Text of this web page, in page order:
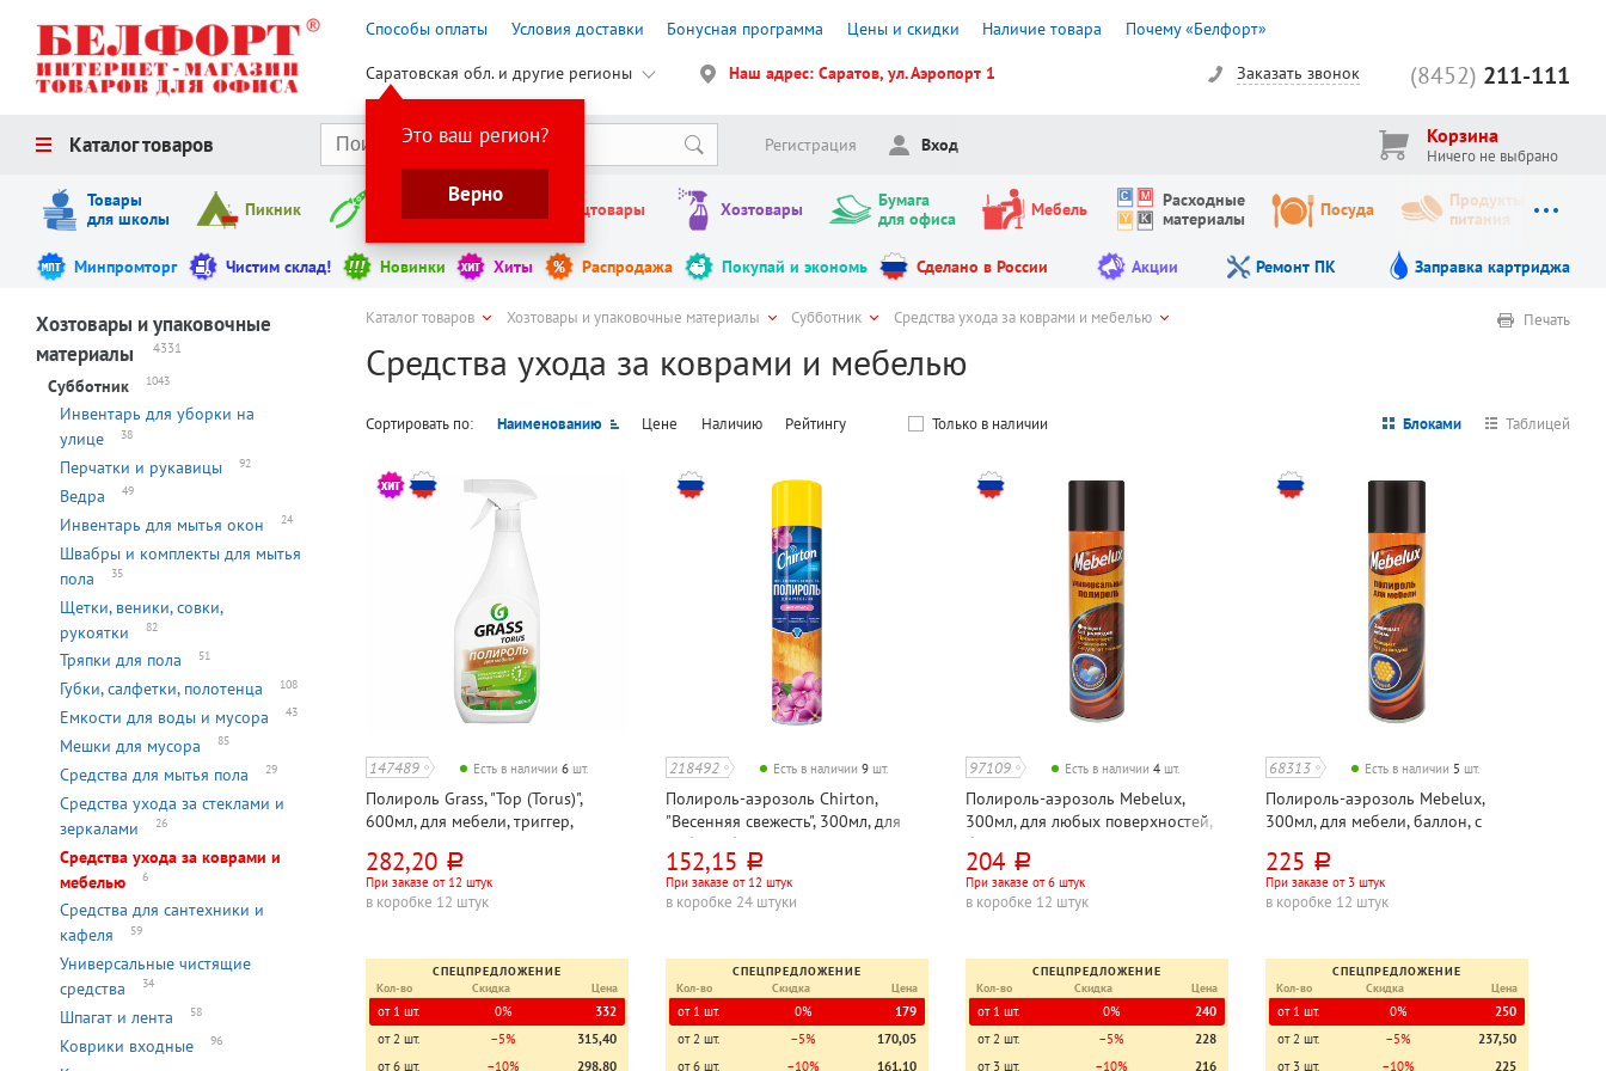
Способы оплаты Условия доставки Бонусная программа Цены и скидки Наличие товара Почему «Белфорт»
Саратовская обл. и другие регионы
Это ваш регион?
Верно
Наш адрес: Саратов, ул. Аэропорт 1 (8452) 211-111
Заказать звонок
Каталог товаров Регистрация Вход Корзина
Ничего не выбрано
Товары
для школы
Пикник Инструменты Канцтовары Хозтовары
Бумага
для офиса
Мебель
Расходные
материалы
Посуда
Продукты
питания
Минпромторг Чистим склад! Новинки Хиты Распродажа Покупай и экономь Сделано в России Акции Ремонт ПК Заправка картриджа
Хозтовары и упаковочные
материалы
4331
Субботник 1043
Инвентарь для уборки на
улице
38
Перчатки и рукавицы 92
Ведра 49
Инвентарь для мытья окон 24
Швабры и комплекты для мытья
пола
35
Щетки, веники, совки,
рукоятки
82
Тряпки для пола 51
Губки, салфетки, полотенца 108
Емкости для воды и мусора 43
Мешки для мусора 85
Средства для мытья пола 29
Средства ухода за стеклами и
зеркалами
26
Средства ухода за коврами и
мебелью
6
Средства для сантехники и
кафеля
59
Универсальные чистящие
средства
34
Шпагат и лента 58
Коврики входные 96
Каталог товаров Хозтовары и упаковочные материалы Субботник Средства ухода за коврами и мебелью
Средства ухода за коврами и мебелью
Печать
Сортировать по: Наименованию Цене Наличию Рейтингу Только в наличии Блоками Таблицей
147489 Есть в наличии6 шт.
Полироль Grass, "Тор (Torus)",
600мл, для мебели, триггер,
282,20 руб.
При заказе от 12 штук
в коробке 12 штук
СПЕЦПРЕДЛОЖЕНИЕ
Кол-во
Скидка Цена
от 1 шт. 0%
332
от 2 шт.
−5%
315,40
от 6 шт.
−10%
298,80
218492 Есть в наличии9 шт.
Полироль-аэрозоль Chirton,
"Весенняя свежесть", 300мл, для
мебели, баллон, антипыль
152,15 руб.
При заказе от 12 штук
в коробке 24 штуки
СПЕЦПРЕДЛОЖЕНИЕ
Кол-во
Скидка Цена
от 1 шт. 0%
179
от 2 шт.
−5%
170,05
от 6 шт.
−10%
161,10
97109 Есть в наличии4 шт.
Полироль-аэрозоль Mebelux,
300мл, для любых поверхностей,
баллон
204 руб.
При заказе от 6 штук
в коробке 12 штук
СПЕЦПРЕДЛОЖЕНИЕ
Кол-во
Скидка Цена
от 1 шт. 0%
240
от 2 шт.
−5%
228
от 3 шт.
−10%
216
68313 Есть в наличии 5 шт.
Полироль-аэрозоль Mebelux,
300мл, для мебели, баллон, с
225 руб.
При заказе от 3 штук
в коробке 12 штук
СПЕЦПРЕДЛОЖЕНИЕ
Кол-во
Скидка Цена
от 1 шт. 0%
250
от 2 шт.
−5%
237,50
от 3 шт.
−10% 225